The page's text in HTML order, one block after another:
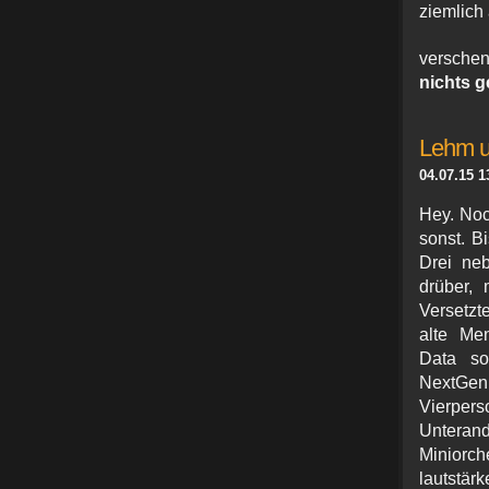
ziemlich
nichts
Lehm
04.07.15
Hey.
sonst.
Drei
drüber,
alte
Data